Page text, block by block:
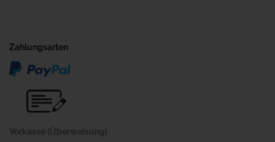
Zahlungsarten
Vorkasse (Überweisung)